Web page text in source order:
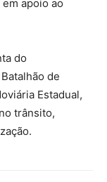
apoio ao
do
de
Estadual,
trânsito,